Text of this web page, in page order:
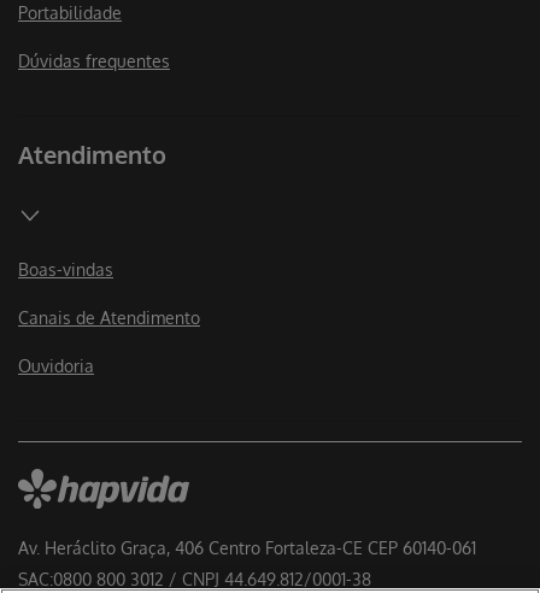
Av. Heráclito Graça, 406 Centro Fortaleza-CE CEP 60140-061
SAC:0800 800 3012 / CNPJ 44.649.812/0001-38
Portabilidade
Dúvidas frequentes
Atendimento
Boas-vindas
Canais de Atendimento
Ouvidoria